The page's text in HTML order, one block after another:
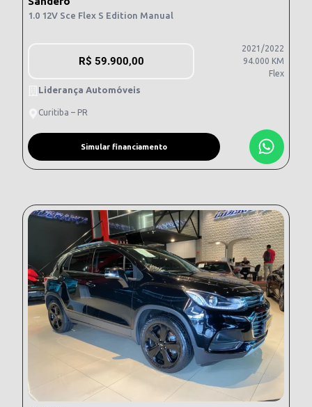
1.0 12V Sce Flex S Edition Manual
R$ 59.900,00
2021/2022
94.000 KM
Flex
Liderança Automóveis
Curitiba – PR
Simular financiamento